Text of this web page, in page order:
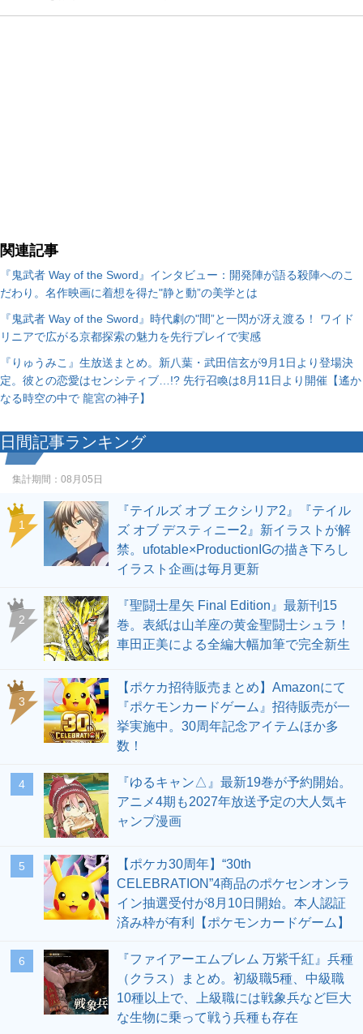
関連記事
『鬼武者 Way of the Sword』インタビュー：開発陣が語る殺陣へのこ
だわり。名作映画に着想を得た"静と動”の美学とは
『鬼武者 Way of the Sword』時代劇の"間”と一閃が冴え渡る！ ワイド
リニアで広がる京都探索の魅力を先行プレイで実感
『りゅうみこ』生放送まとめ。新八葉・武田信玄が9月1日より登場決
定。彼との恋愛はセンシティブ…!? 先行召喚は8月11日より開催【遙か
なる時空の中で 龍宮の神子】
日間記事ランキング
集計期間： 08月05日
1
『テイルズ オブ エクシリア2』『テイル
ズ オブ デスティニー2』新イラストが解
禁。ufotable×ProductionIGの描き下ろし
イラスト企画は毎月更新
2
『聖闘士星矢 Final Edition』最新刊15
巻。表紙は山羊座の黄金聖闘士シュラ！
車田正美による全編大幅加筆で完全新生
3
【ポケカ招待販売まとめ】Amazonにて
『ポケモンカードゲーム』招待販売が一
挙実施中。30周年記念アイテムほか多
数！
4
『ゆるキャン△』最新19巻が予約開始。
アニメ4期も2027年放送予定の大人気キ
ャンプ漫画
5
【ポケカ30周年】“30th
CELEBRATION”4商品のポケセンオンラ
イン抽選受付が8月10日開始。本人認証
済み枠が有利【ポケモンカードゲーム】
6
『ファイアーエムブレム 万紫千紅』兵種
（クラス）まとめ。初級職5種、中級職
10種以上で、上級職には戦象兵など巨大
な生物に乗って戦う兵種も存在